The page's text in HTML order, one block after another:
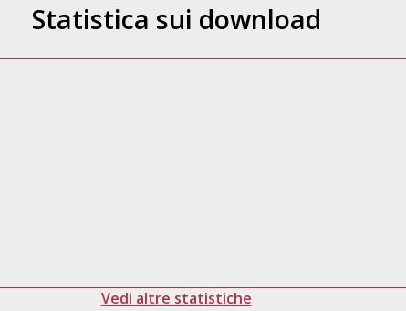
Statistica sui download
Vedi altre statistiche